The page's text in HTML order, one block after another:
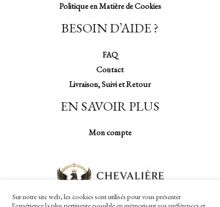
Politique en Matière de Cookies
BESOIN D’AIDE ?
FAQ
Contact
Livraison, Suivi et Retour
EN SAVOIR PLUS
Mon compte
Sur notre site web, les cookies sont utilisés pour vous présenter